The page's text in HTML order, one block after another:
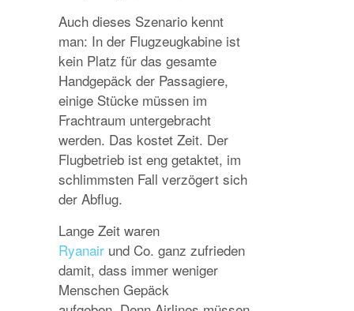
Auch dieses Szenario kennt
man: In der Flugzeugkabine ist
kein Platz für das gesamte
Handgepäck der Passagiere,
einige Stücke müssen im
Frachtraum untergebracht
werden. Das kostet Zeit. Der
Flugbetrieb ist eng getaktet, im
schlimmsten Fall verzögert sich
der Abflug.
Lange Zeit waren
Ryanair und Co. ganz zufrieden
damit, dass immer weniger
Menschen Gepäck